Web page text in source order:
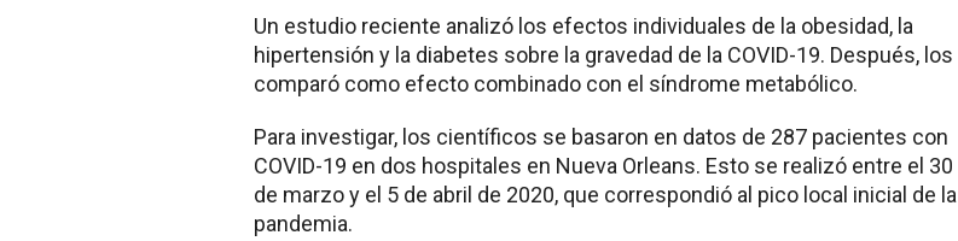
Un estudio reciente analizó los efectos individuales de la obesidad, la
hipertensión y la diabetes sobre la gravedad de la COVID-19. Después, los
comparó como efecto combinado con el síndrome metabólico.
Para investigar, los científicos se basaron en datos de 287 pacientes con
COVID-19 en dos hospitales en Nueva Orleans. Esto se realizó entre el 30
de marzo y el 5 de abril de 2020, que correspondió al pico local inicial de la
pandemia.